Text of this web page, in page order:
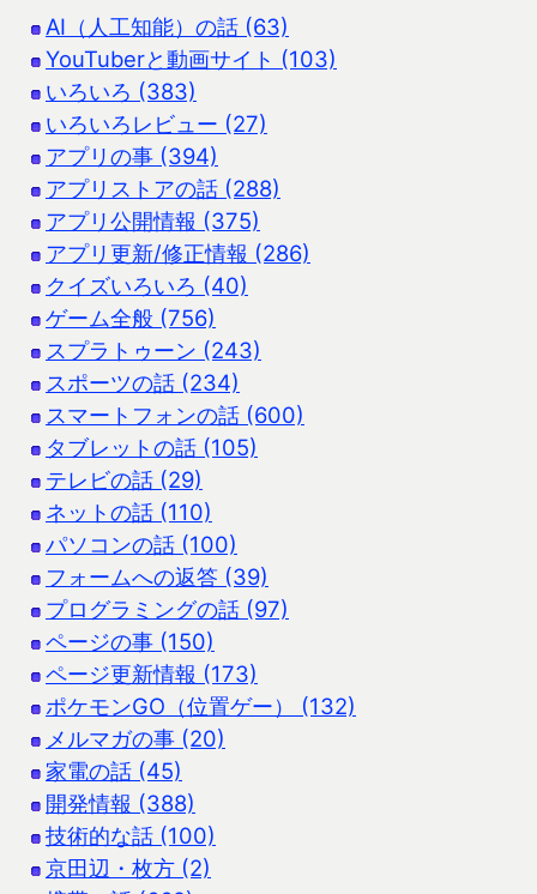
AI（人工知能）の話 (63)
YouTuberと動画サイト (103)
いろいろ (383)
いろいろレビュー (27)
アプリの事 (394)
アプリストアの話 (288)
アプリ公開情報 (375)
アプリ更新/修正情報 (286)
クイズいろいろ (40)
ゲーム全般 (756)
スプラトゥーン (243)
スポーツの話 (234)
スマートフォンの話 (600)
タブレットの話 (105)
テレビの話 (29)
ネットの話 (110)
パソコンの話 (100)
フォームへの返答 (39)
プログラミングの話 (97)
ページの事 (150)
ページ更新情報 (173)
ポケモンGO（位置ゲー） (132)
メルマガの事 (20)
家電の話 (45)
開発情報 (388)
技術的な話 (100)
京田辺・枚方 (2)